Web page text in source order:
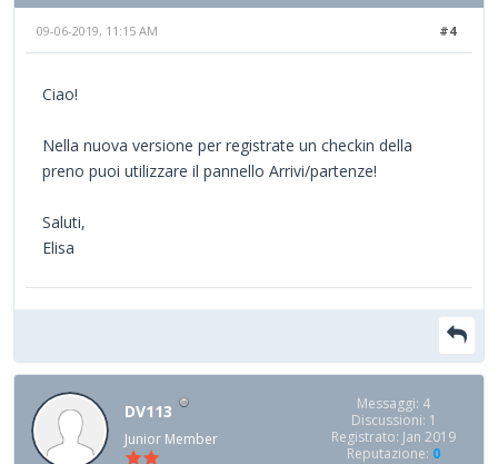
#4
09-06-2019, 11:15 AM
Ciao!
Nella nuova versione per registrate un checkin della
preno puoi utilizzare il pannello Arrivi/partenze!
Saluti,
Elisa
DV113
Junior Member
Messaggi: 4
Discussioni: 1
Registrato: Jan 2019
Reputazione: 0